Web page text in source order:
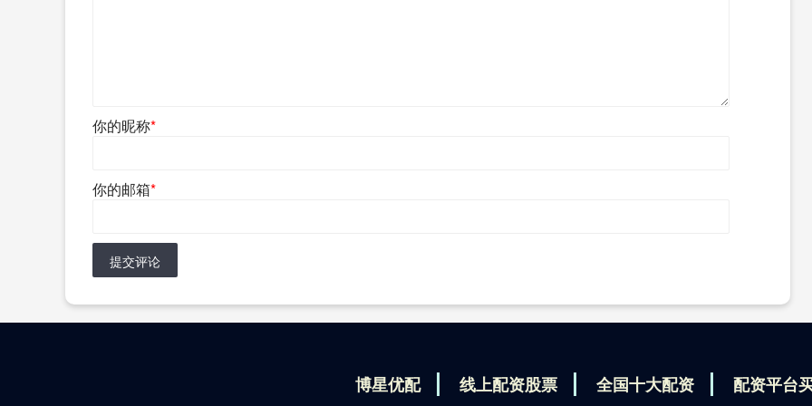
你的昵称*
你的邮箱*
提交评论
博星优配 线上配资股票 全国十大配资 配资平台